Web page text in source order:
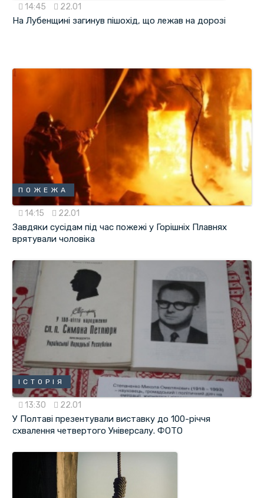
14:45 22.01
На Лубенщині загинув пішохід, що лежав на дорозі
ПОЖЕЖА
14:15 22.01
Завдяки сусідам під час пожежі у Горішніх Плавнях
врятували чоловіка
ІСТОРІЯ
13:30 22.01
У Полтаві презентували виставку до 100-річчя
схвалення четвертого Універсалу. ФОТО